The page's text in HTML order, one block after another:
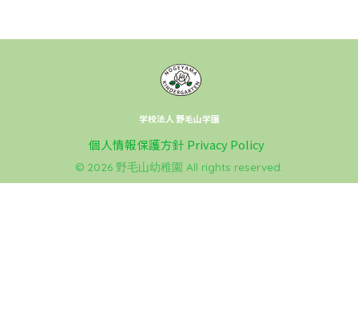
学校法人 野毛山学園
個人情報保護方針 Privacy Policy
© 2026 野毛山幼稚園 All rights reserved.